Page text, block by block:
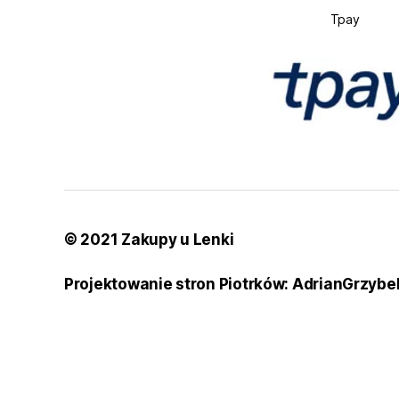
Tpay
© 2021 Zakupy u Lenki
Projektowanie stron Piotrków: